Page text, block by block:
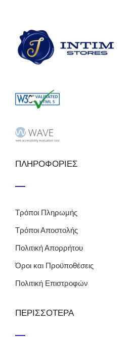
ΠΛΗΡΟΦΟΡΙΕΣ
Τρόποι Πληρωμής
Τρόποι Αποστολής
Πολιτική Απορρήτου
Όροι και Προϋποθέσεις
Πολιτική Επιστροφών
ΠΕΡΙΣΣΟΤΕΡΑ